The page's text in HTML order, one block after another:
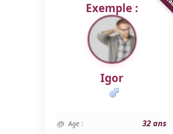
Exemple :
Igor
Age : 32 ans